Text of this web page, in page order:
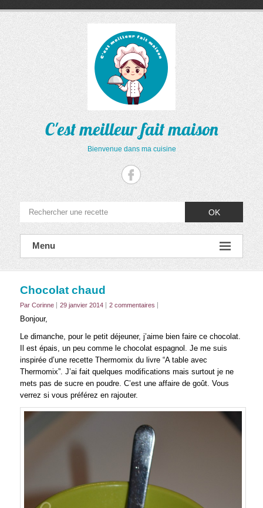
C'est meilleur fait maison
Bienvenue dans ma cuisine
OK
Menu
Chocolat chaud
Par Corinne 29 janvier 2014 2 commentaires
Bonjour,
Le dimanche, pour le petit déjeuner, j’aime bien faire ce chocolat.
Il est épais, un peu comme le chocolat espagnol. Je me suis
inspirée d’une recette Thermomix du livre “A table avec
Thermomix”. J’ai fait quelques modifications mais surtout je ne
mets pas de sucre en poudre. C’est une affaire de goût. Vous
verrez si vous préférez en rajouter.